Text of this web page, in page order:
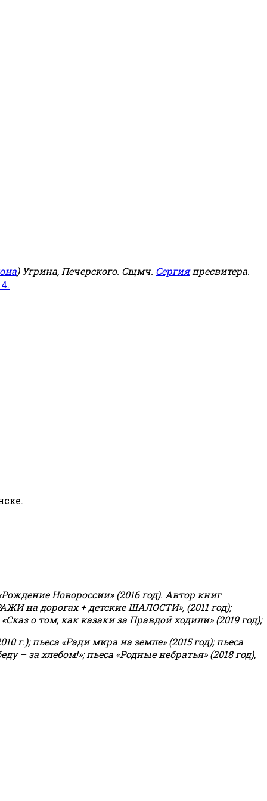
) Угрина, Печерского. Сщмч. Сергияпресвитера.
Новороссии» (2016 год). Автор книг
на дорогах + детские ШАЛОСТИ», (2011 год);
о том, как казаки за Правдой ходили» (2019 год);
г.); пьеса «Ради мира на земле» (2015 год); пьеса
– за хлебом!»;пьеса «Родные небратья» (2018 год),